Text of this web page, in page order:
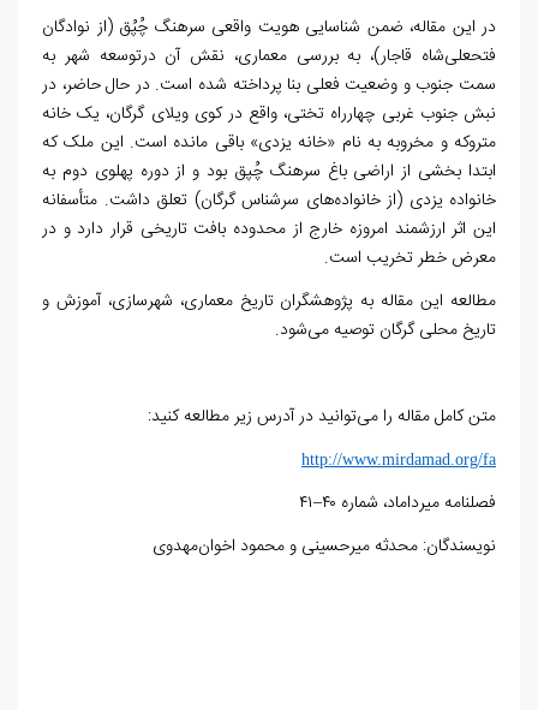
در این مقاله، ضمن شناسایی هویت واقعی سرهنگ چُپُق (از نوادگان
فتحعلی‌شاه قاجار)، به بررسی معماری، نقش آن درتوسعه شهر به
سمت جنوب و وضعیت فعلی بنا پرداخته شده است. در حال حاضر، در
نبش جنوب غربی چهارراه تختی، واقع در کوی ویلای گرگان، یک خانه
متروکه و مخروبه به نام «خانه یزدی» باقی مانده است. این ملک که
ابتدا بخشی از اراضی باغ سرهنگ چُپق بود و از دوره پهلوی دوم به
خانواده یزدی (از خانواده‌های سرشناس گرگان) تعلق داشت. متأسفانه
این اثر ارزشمند امروزه خارج از محدوده بافت تاریخی قرار دارد و در
معرض خطر تخریب است.
مطالعه این مقاله به پژوهشگران تاریخ معماری، شهرسازی، آموزش و
تاریخ محلی گرگان توصیه می‌شود.
متن کامل مقاله را می‌توانید در آدرس زیر مطالعه کنید:
http://www.mirdamad.org/fa
فصلنامه میرداماد، شماره ۴۰–۴۱
نویسندگان: محدثه میرحسینی و محمود اخوان‌مهدوی